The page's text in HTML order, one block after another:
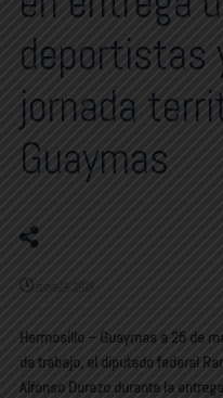
deportistas
jornada
Guaymas
mayo 24, 2026
Hermosillo – Guaymas a 25 de
de trabajo, el diputado federal
Alfonso Durazo durante la